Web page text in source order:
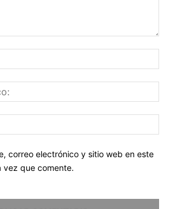
correo electrónico y sitio web en este
vez que comente.